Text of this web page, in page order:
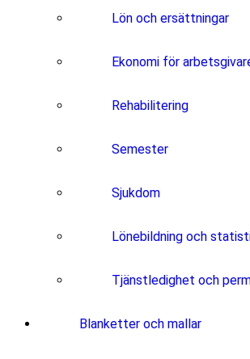
Lön och ersättningar
Ekonomi för
Rehabilitering
Semester
Sjukdom
Lönebildning och
Tjänstledighet och
Blanketter och mallar